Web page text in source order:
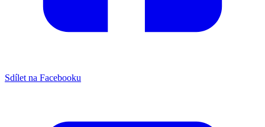
Sdílet na Facebooku